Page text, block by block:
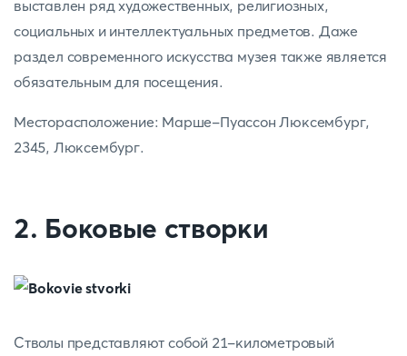
выставлен ряд художественных, религиозных,
социальных и интеллектуальных предметов. Даже
раздел современного искусства музея также является
обязательным для посещения.
Месторасположение: Марше-Пуассон Люксембург,
2345, Люксембург.
2. Боковые створки
Стволы представляют собой 21-километровый